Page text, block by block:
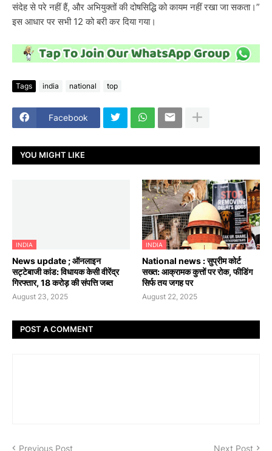
संदेह से परे नहीं हैं, और अभियुक्तों की दोषसिद्धि को कायम नहीं रखा जा सकता।”
इस आधार पर सभी 12 को बरी कर दिया गया।
Tags india national top
Facebook
YOU MIGHT LIKE
INDIA
News update ; ऑनलाइन
सट्टेबाजी कांड: विधायक केसी वीरेंद्र
गिरफ्तार, 18 करोड़ की संपत्ति जब्त
August 23, 2025
INDIA
National news : सुप्रीम कोर्ट
सख्त: आक्रामक कुत्तों पर रोक, फीडिंग
सिर्फ तय जगह पर
August 22, 2025
POST A COMMENT
Previous Post Next Post